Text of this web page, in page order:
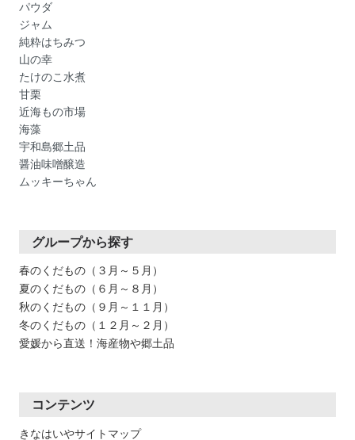
パウダ
ジャム
純粋はちみつ
山の幸
たけのこ水煮
甘栗
近海もの市場
海藻
宇和島郷土品
醤油味噌醸造
ムッキーちゃん
グループから探す
春のくだもの（３月～５月）
夏のくだもの（６月～８月）
秋のくだもの（９月～１１月）
冬のくだもの（１２月～２月）
愛媛から直送！海産物や郷土品
コンテンツ
きなはいやサイトマップ